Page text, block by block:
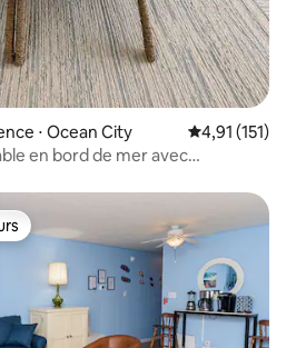
⋅ Ocean City Évaluation
4,91 (151)
en bord de mer avec